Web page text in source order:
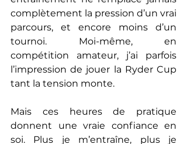
complètement la pression d’un vrai
parcours, et encore moins d’un
tournoi. Moi-même, en
compétition amateur, j’ai parfois
l’impression de jouer la Ryder Cup
tant la tension monte.
Mais ces heures de pratique
donnent une vraie confiance en
soi. Plus je m’entraîne, plus je